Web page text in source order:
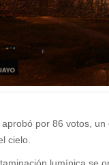
aprobó por 86 votos,
cielo.